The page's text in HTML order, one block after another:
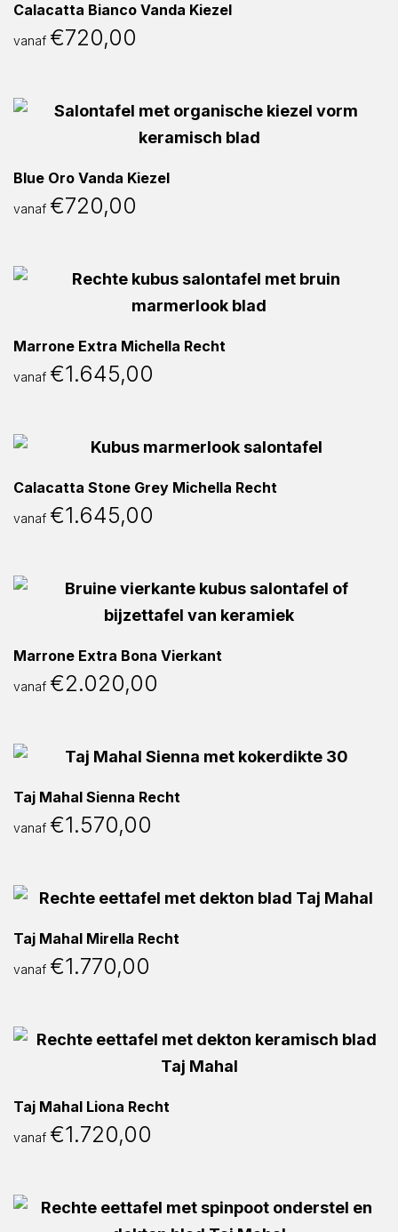
Calacatta Bianco Vanda Kiezel
vanaf €720,00
Blue Oro Vanda Kiezel
vanaf €720,00
Marrone Extra Michella Recht
vanaf €1.645,00
Calacatta Stone Grey Michella Recht
vanaf €1.645,00
Marrone Extra Bona Vierkant
vanaf €2.020,00
Taj Mahal Sienna Recht
vanaf €1.570,00
Taj Mahal Mirella Recht
vanaf €1.770,00
Taj Mahal Liona Recht
vanaf €1.720,00